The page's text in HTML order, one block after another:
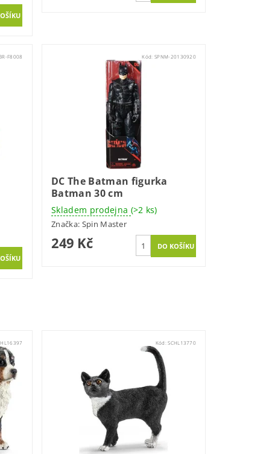
F8008 Kód: SPNM-20130920
DC The Batman figurka
Batman 30 cm
Skladem prodejna (>2 ks)
Značka: Spin Master
249 Kč
Kód:SCHL13770